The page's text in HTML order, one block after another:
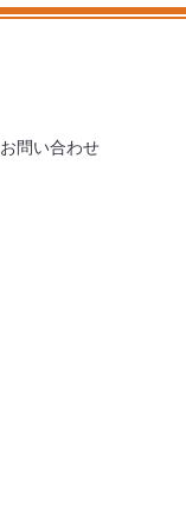
お問い合わせ